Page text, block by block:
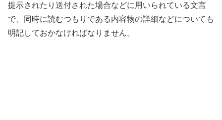
提示されたり送付された場合などに用いられている文言
で、同時に読むつもりである内容物の詳細などについても
明記しておかなければなりません。